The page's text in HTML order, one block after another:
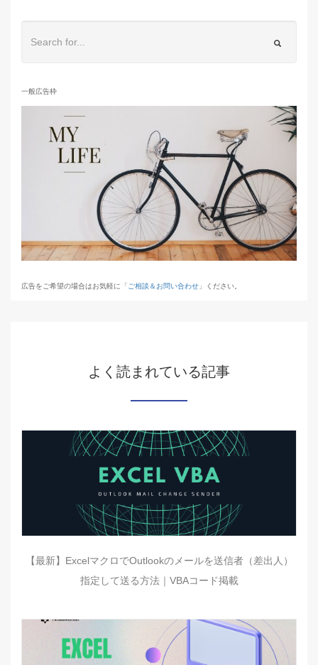
一般広告枠
広告をご希望の場合はお気軽に「ご相談＆お問い合わせ 」ください。
よく読まれている記事
【最新】ExcelマクロでOutlookのメールを送信者（差出人）
指定して送る方法｜VBAコード掲載